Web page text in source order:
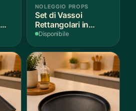
NOLEGGIO PROPS
Set di Vassoi
Rettangolari in
Finitura Legno
Disponibile